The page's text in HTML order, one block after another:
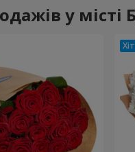
у місті